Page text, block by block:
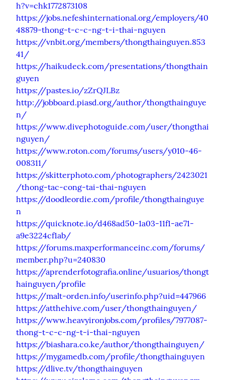
h?v=chk1772873108
https://jobs.nefeshinternational.org/employers/40
48879-thong-t-c-c-ng-t-i-thai-nguyen
https://vnbit.org/members/thongthainguyen.853
41/
https://haikudeck.com/presentations/thongthain
guyen
https://pastes.io/zZrQJLBz
http://jobboard.piasd.org/author/thongthainguye
n/
https://www.divephotoguide.com/user/thongthai
nguyen/
https://www.roton.com/forums/users/y010-46-
008311/
https://skitterphoto.com/photographers/2423021
/thong-tac-cong-tai-thai-nguyen
https://doodleordie.com/profile/thongthainguye
n
https://quicknote.io/d468ad50-1a03-11f1-ae71-
a9e3224cf1ab/
https://forums.maxperformanceinc.com/forums/
member.php?u=240830
https://aprenderfotografia.online/usuarios/thongt
hainguyen/profile
https://malt-orden.info/userinfo.php?uid=447966
https://atthehive.com/user/thongthainguyen/
https://www.heavyironjobs.com/profiles/7977087-
thong-t-c-c-ng-t-i-thai-nguyen
https://biashara.co.ke/author/thongthainguyen/
https://mygamedb.com/profile/thongthainguyen
https://dlive.tv/thongthainguyen